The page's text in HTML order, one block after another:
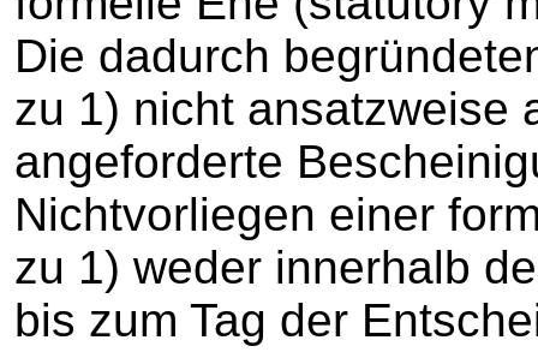
Die dadurch
zu 1) nicht ansatzweise
angeforderte
Nichtvorliegen einer
zu 1) weder innerhalb
bis zum Tag der